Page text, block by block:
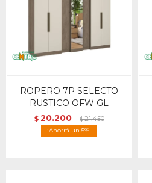
ROPERO 7P SELECTO
RUSTICO OFW GL
$ 20.200 $21.450
5